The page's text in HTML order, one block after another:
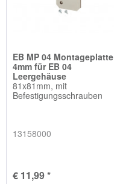
EB MP 04 Montageplatte
4mm für EB 04
Leergehäuse
81x81mm, mit
Befestigungsschrauben
13158000
€ 11,99 *